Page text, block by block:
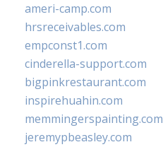
ameri-camp.com
hrsreceivables.com
empconst1.com
cinderella-support.com
bigpinkrestaurant.com
inspirehuahin.com
memmingerspainting.com
jeremypbeasley.com